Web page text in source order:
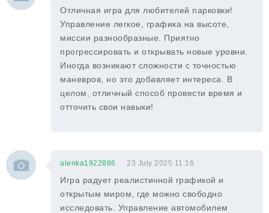
Отличная игра для любителей парковки!
Управление легкое, графика на высоте,
миссии разнообразные. Приятно
прогрессировать и открывать новые уровни.
Иногда возникают сложности с точностью
маневров, но это добавляет интереса. В
целом, отличный способ провести время и
отточить свои навыки!
alenka1922886 23 July 2025 11:16
Игра радует реалистичной графикой и
открытым миром, где можно свободно
исследовать. Управление автомобилем